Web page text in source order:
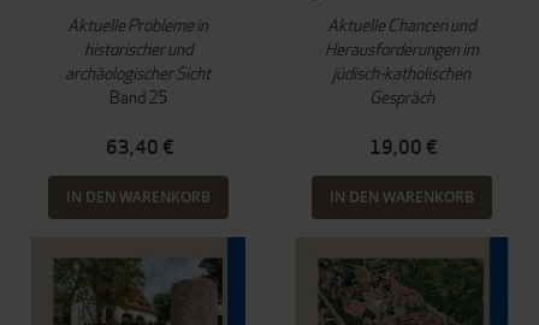
Aktuelle Probleme in
historischer und
archäologischer Sicht
Band 25
63,40 €
IN DEN WARENKORB
Aktuelle Chancen und
Herausforderungen im
jüdisch-katholischen
Gespräch
19,00 €
IN DEN WARENKORB